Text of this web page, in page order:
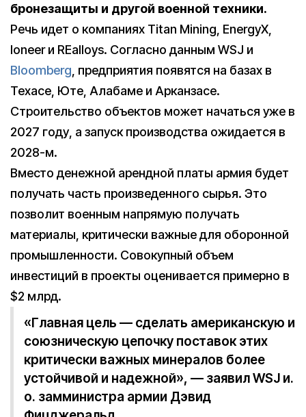
бронезащиты и другой военной техники.
Речь идет о компаниях Titan Mining, EnergyX,
Ioneer и REalloys. Согласно данным WSJ и
Bloomberg, предприятия появятся на базах в
Техасе, Юте, Алабаме и Арканзасе.
Строительство объектов может начаться уже в
2027 году, а запуск производства ожидается в
2028-м.
Вместо денежной арендной платы армия будет
получать часть произведенного сырья. Это
позволит военным напрямую получать
материалы, критически важные для оборонной
промышленности. Совокупный объем
инвестиций в проекты оценивается примерно в
$2 млрд.
«Главная цель — сделать американскую и
союзническую цепочку поставок этих
критически важных минералов более
устойчивой и надежной», — заявил WSJ и.
о. замминистра армии Дэвид